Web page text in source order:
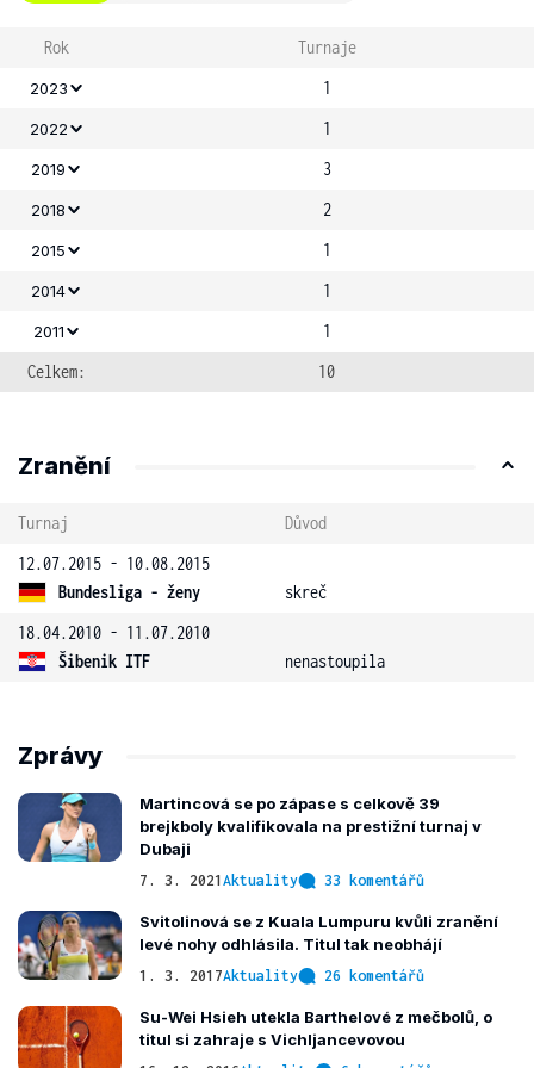
Rok Turnaje
2023 1
2022 1
2019 3
2018 2
2015 1
2014 1
2011
1
Celkem:
10
Zranění
Turnaj
Důvod
12.07.2015 - 10.08.2015
Bundesliga - ženy
skreč
18.04.2010 - 11.07.2010
Šibenik ITF
nenastoupila
Zprávy
Martincová se po zápase s celkově 39
brejkboly kvalifikovala na prestižní turnaj v
Dubaji
7. 3. 2021Aktuality 33 komentářů
Svitolinová se z Kuala Lumpuru kvůli zranění
levé nohy odhlásila. Titul tak neobhájí
1. 3. 2017Aktuality 26 komentářů
Su-Wei Hsieh utekla Barthelové z mečbolů, o
titul si zahraje s Vichljancevovou